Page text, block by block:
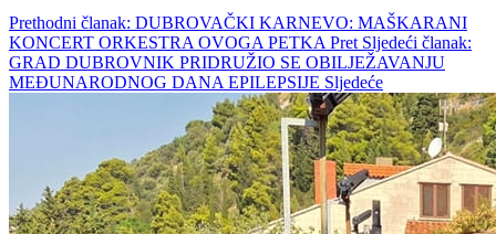
Prethodni članak: DUBROVAČKI KARNEVO: MAŠKARANI
KONCERT ORKESTRA OVOGA PETKA Pret Sljedeći članak:
GRAD DUBROVNIK PRIDRUŽIO SE OBILJEŽAVANJU
MEĐUNARODNOG DANA EPILEPSIJE Sljedeće